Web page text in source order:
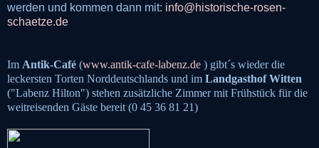
werden und kommen dann mit: info@historische-rosen-
schaetze.de
Im Antik-Café (www.antik-cafe-labenz.de ) gibt´s wieder die
leckersten Torten Norddeutschlands und im Landgasthof Witten
("Labenz Hilton") stehen zusätzliche Zimmer mit Frühstück für die
weitreisenden Gäste bereit (0 45 36 81 21)